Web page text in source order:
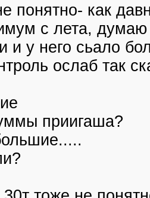
понятно- как
с лета, думаю
и у него сьало
ослаб так
приигаша?